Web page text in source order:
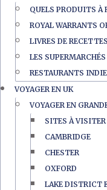
QUELS PRODUITS À
ROYAL WARRANTS
LIVRES DE
LES
RESTAURANTS
VOYAGER EN UK
VOYAGER EN
SITES À VISITER
CAMBRIDGE
CHESTER
OXFORD
LAKE DISTRICT